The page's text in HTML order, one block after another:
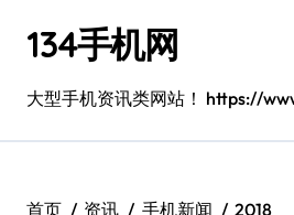
134手机网
大型手机资讯类网站！ https://
首页 资讯 手机新闻
2018